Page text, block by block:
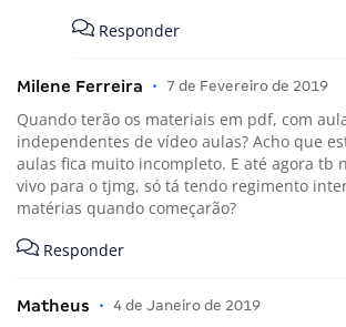
Responder
Milene Ferreira • 7 de Fevereiro de 2019
Quando terão os materiais em pdf, com
independentes de vídeo aulas? Acho que
aulas fica muito incompleto. E até agora tb
vivo para o tjmg, só tá tendo regimento
matérias quando começarão?
Responder
Matheus • 4 de Janeiro de 2019